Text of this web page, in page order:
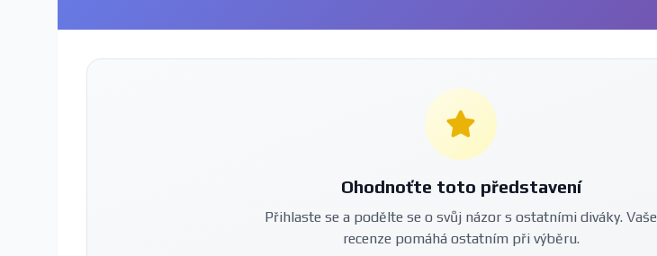
Ohodnoťte toto představení
Přihlaste se a podělte se o svůj názor s ostatními diváky. Vaše
recenze pomáhá ostatním při výběru.